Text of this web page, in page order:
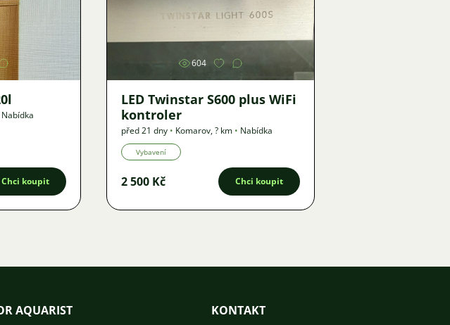
Nabídka
Chci koupit
Obrázek
604
LED Twinstar S600 plus WiFi
kontroler
před 21 dny • Komarov,? km • Nabídka
Vybavení
2 500 Kč Chci koupit
AQUARIST KONTAKT